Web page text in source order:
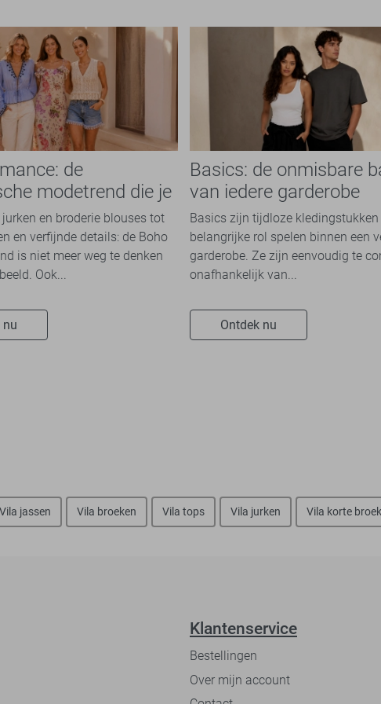
de
modetrend die je
overal ziet
en broderie blouses tot
en verfijnde details: de Boho
is niet meer weg te denken
Ook...
nu
Basics: de onmisbare
van iedere garderobe
Basics zijn tijdloze kledingstukken
belangrijke rol spelen binnen een
garderobe. Ze zijn eenvoudig te
onafhankelijk van...
Ontdek nu
Vila jassen Vila broeken Vila tops Vila jurken Vila korte
Klantenservice
Bestellingen
Over mijn account